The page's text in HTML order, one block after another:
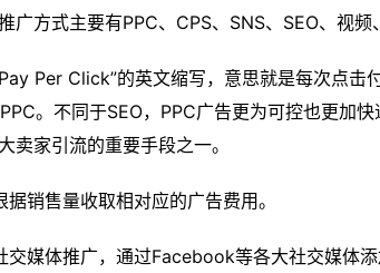
广方式主要有PPC、CPS、SNS、SEO、视频
Per Click”的英文缩写，意思就是每次点
。不同于SEO，PPC广告更为可控也更加
卖家引流的重要手段之一。
据销售量收取相对应的广告费用。
交媒体推广，通过Facebook等各大社交媒体